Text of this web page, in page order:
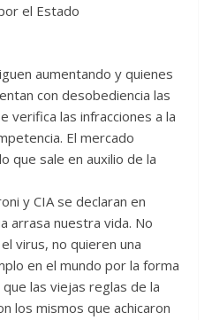
el Estado
aumentando y quienes
con desobediencia las
verifica las infracciones a la
El mercado
que sale en auxilio de la
y CIA se declaran en
arrasa nuestra vida. No
virus, no quieren una
en el mundo por la forma
las viejas reglas de la
los mismos que achicaron